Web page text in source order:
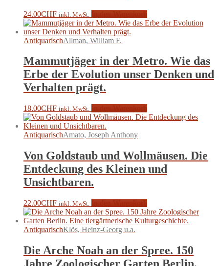
24.00CHF inkl. MwSt.
AntiquarischAllman, William F.
Mammutjäger in der Metro. Wie das
Erbe der Evolution unser Denken und
Verhalten prägt.
18.00CHF inkl. MwSt.
AntiquarischAmato, Joseph Anthony
Von Goldstaub und Wollmäusen. Die
Entdeckung des Kleinen und
Unsichtbaren.
22.00CHF inkl. MwSt.
AntiquarischKlös, Heinz-Georg u.a.
Die Arche Noah an der Spree. 150